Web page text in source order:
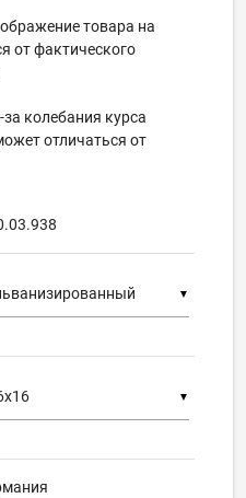
товара на
от фактического
колебания курса
отличаться от
▼
▼